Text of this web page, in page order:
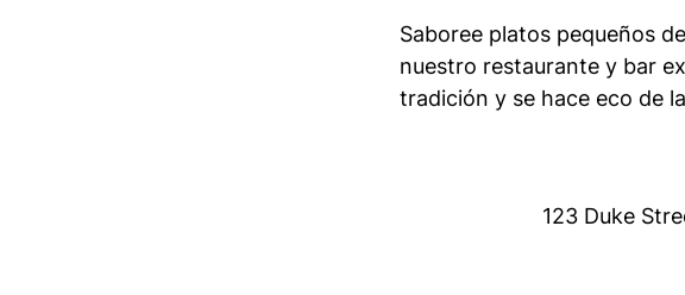
Saboree platos pequeños
nuestro restaurante y bar
tradición y se hace eco de
123 Duke